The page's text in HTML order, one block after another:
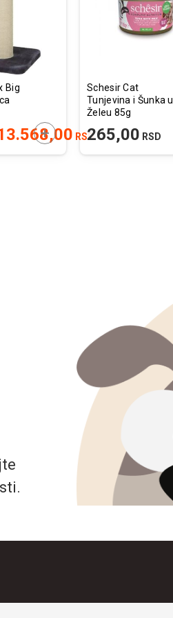
Big
RSD
DODAJTE U KORPU
Schesir Cat
Tunjevina i Šunka u
Želeu 85g
265,00 RSD